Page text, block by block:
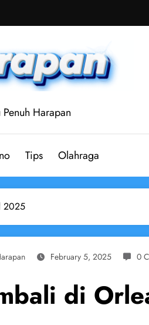
Harapan
Tips Olahraga
2025
February 5, 2025 0
di